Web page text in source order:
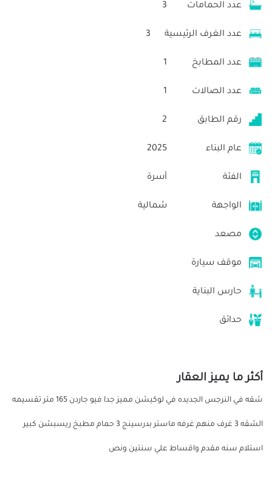
عدد الحمامات 3
عدد الغرف الرئيسية 3
عدد المطابخ 1
عدد الصالات 1
رقم الطابق 2
عام البناء 2025
الفئة أسرة
الواجهة شمالية
مصعد
موقف سيارة
حارس البناية
حدائق
أكثر ما يميز العقار
شقه في النرجس الجديده في لوكيشن مميز جدا فيو جاردن 165 متر تقسيمه
الشقه 3 غرف منهم غرفه ماستر بدرسينج 3 حمام مطبخ ريسبشن كبير
استلام سنه مقدم واقساط علي سنتين ونص